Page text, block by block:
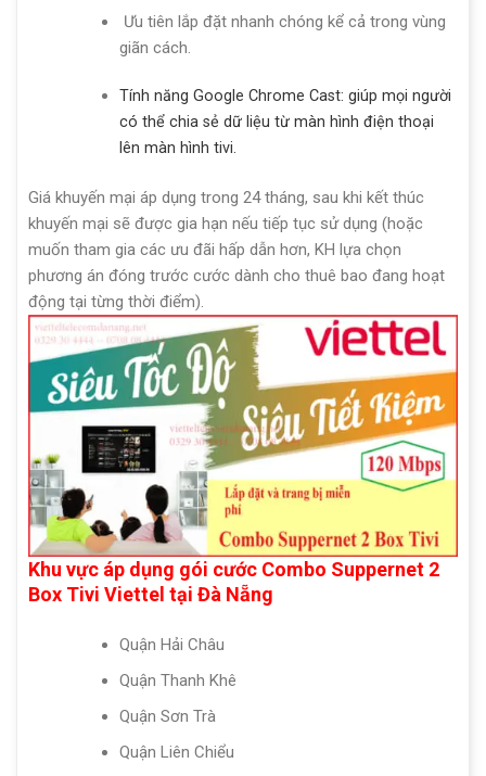
Ưu tiên lắp đặt nhanh chóng kể cả trong vùng
giãn cách.
Tính năng Google Chrome Cast: giúp mọi người
có thể chia sẻ dữ liệu từ màn hình điện thoại
lên màn hình tivi.
Giá khuyến mại áp dụng trong 24 tháng, sau khi kết thúc
khuyến mại sẽ được gia hạn nếu tiếp tục sử dụng (hoặc
muốn tham gia các ưu đãi hấp dẫn hơn, KH lựa chọn
phương án đóng trước cước dành cho thuê bao đang hoạt
động tại từng thời điểm).
Khu vực áp dụng gói cước Combo Suppernet 2
Box Tivi Viettel tại Đà Nẵng
Quận Hải Châu
Quận Thanh Khê
Quận Sơn Trà
Quận Liên Chiểu